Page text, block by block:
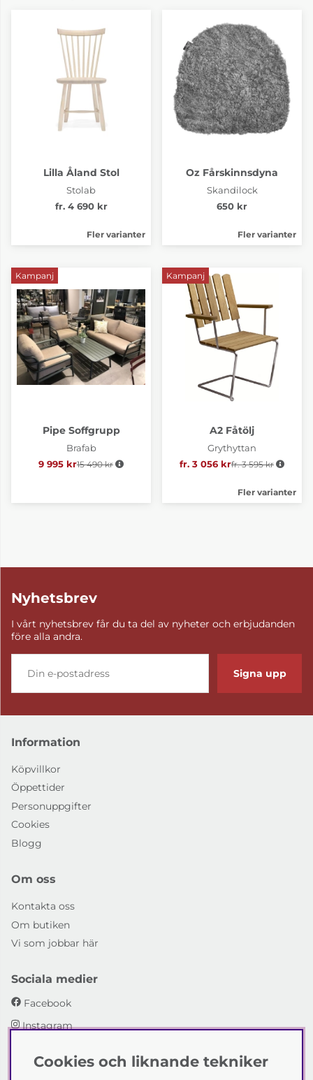
Lilla Åland Stol
Stolab
fr. 4 690 kr
Fler varianter
Oz Fårskinnsdyna
Skandilock
650 kr
Fler varianter
Kampanj
Pipe Soffgrupp
Brafab
9 995 kr Ordinarie pris:
15 490 kr
Kampanj
A2 Fåtölj
Grythyttan
fr. 3 056 krOrdinarie pris:
fr. 3 595 kr
Fler varianter
Nyhetsbrev
I vårt nyhetsbrev får du ta del av nyheter och erbjudanden
före alla andra.
Signa upp
Information
Köpvillkor
Öppettider
Personuppgifter
Cookies
Blogg
Om oss
Kontakta oss
Om butiken
Vi som jobbar här
Sociala medier
Facebook
Instagram
Emmaboda Möbler AB
Cookies och liknande tekniker